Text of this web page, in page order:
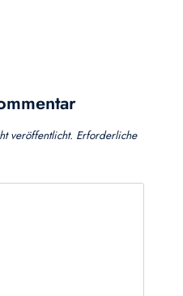
veröffentlicht. Erforderliche